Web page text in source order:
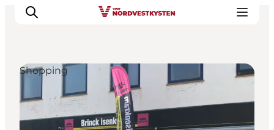
Byer og steder
Inspirasjon
Shopping